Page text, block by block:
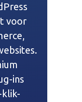
voor
ins